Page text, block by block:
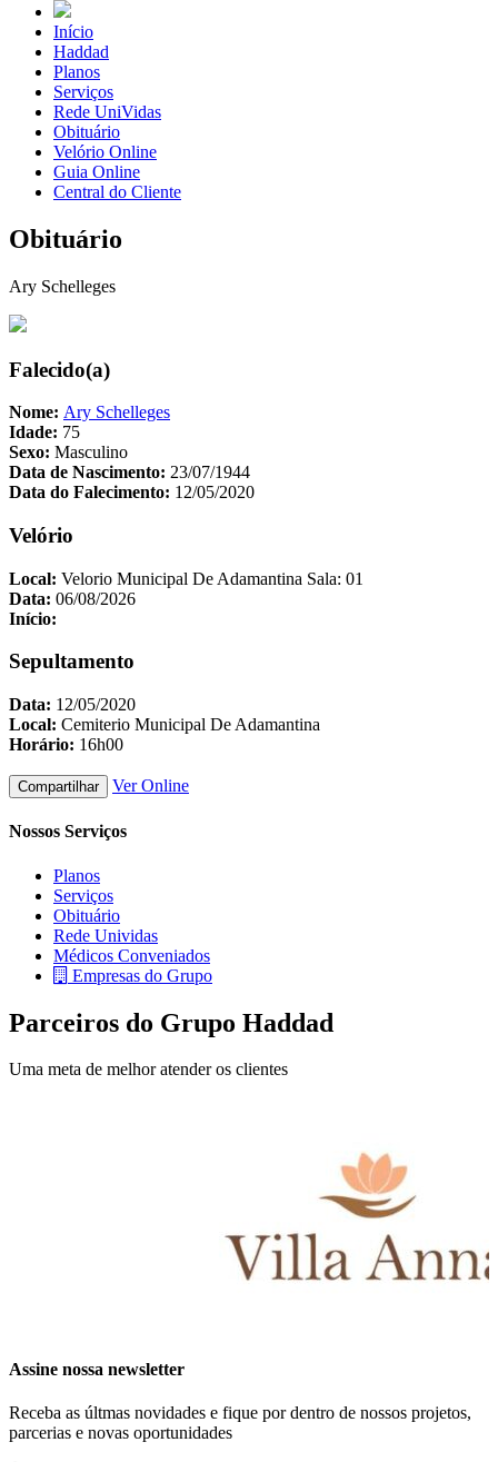
Início
Haddad
Planos
Serviços
Rede UniVidas
Obituário
Velório Online
Guia Online
Central do Cliente
Obituário
Ary Schelleges
Falecido(a)
Nome: Ary Schelleges
Idade: 75
Sexo: Masculino
Data de Nascimento: 23/07/1944
Data do Falecimento: 12/05/2020
Velório
Local: Velorio Municipal De Adamantina Sala: 01
Data: 06/08/2026
Início:
Sepultamento
Data: 12/05/2020
Local: Cemiterio Municipal De Adamantina
Horário: 16h00
Compartilhar Ver Online
Nossos Serviços
Planos
Serviços
Obituário
Rede Unividas
Médicos Conveniados
Empresas do Grupo
Parceiros do Grupo Haddad
Uma meta de melhor atender os clientes
Assine nossa newsletter
Receba as últmas novidades e fique por dentro de nossos projetos,
parcerias e novas oportunidades